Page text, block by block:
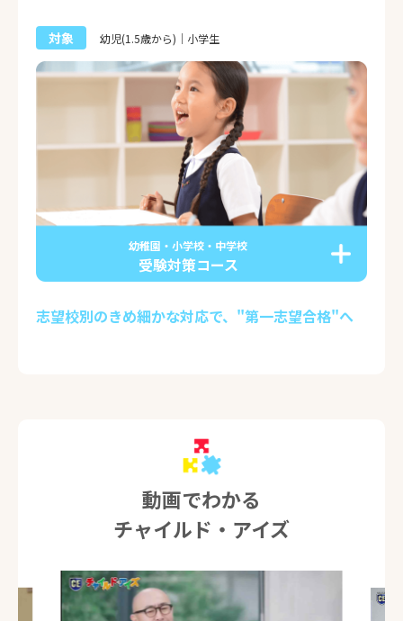
対象 幼児(1.5歳から)｜小学生
幼稚園・小学校・中学校
受験対策コース
志望校別のきめ細かな対応で、"第一志望合格"へ
動画でわかる
チャイルド・アイズ